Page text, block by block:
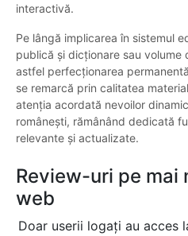
interactivă.
Pe lângă implicarea în sistemul
publică și dicționare sau volume
astfel perfecționarea
se remarcă prin calitatea
atenția acordată nevoilor
românești, rămânând dedicată
relevante și actualizate.
Review-uri pe mai
web
Doar userii logați au acces